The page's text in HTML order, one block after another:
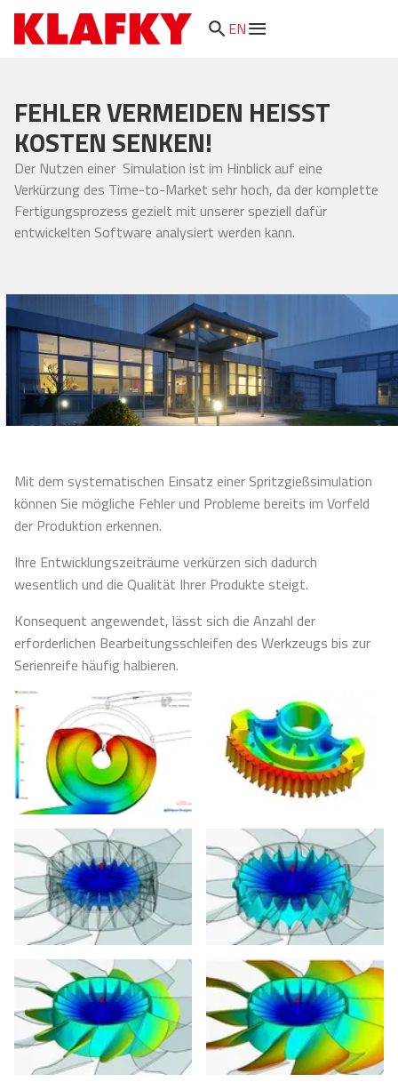
search EN
FEHLER VERMEIDEN HEISST K
OSTEN SENKEN!
Der Nutzen einer Simulation ist im Hinblick auf eine
Verkürzung des Time-to-Market sehr hoch, da der komplette
Fertigungsprozess gezielt mit unserer speziell dafür
entwickelten Software analysiert werden kann.
Mit dem systematischen Einsatz einer Spritzgießsimulation
können Sie mögliche Fehler und Probleme bereits im Vorfeld
der Produktion erkennen.
Ihre Entwicklungszeiträume verkürzen sich dadurch
wesentlich und die Qualität Ihrer Produkte steigt.
Konsequent angewendet, lässt sich die Anzahl der
erforderlichen Bearbeitungsschleifen des Werkzeugs bis zur
Serienreife häufig halbieren.